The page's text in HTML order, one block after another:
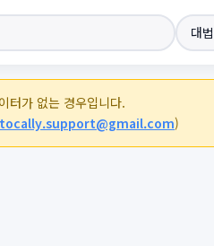
터가 없는 경우입니다.
tocally.support@gmail.com)